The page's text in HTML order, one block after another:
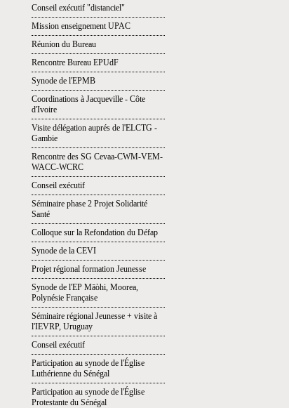
Conseil exécutif "distanciel"
Mission enseignement UPAC
Réunion du Bureau
Rencontre Bureau EPUdF
Synode de l'EPMB
Coordinations à Jacqueville - Côte
d'Ivoire
Visite délégation auprés de l'ELCTG -
Gambie
Rencontre des SG Cevaa-CWM-VEM-
WACC-WCRC
Conseil exécutif
Séminaire phase 2 Projet Solidarité
Santé
Colloque sur la Refondation du Défap
Synode de la CEVI
Projet régional formation Jeunesse
Synode de l'EP Māòhi, Moorea,
Polynésie Française
Séminaire régional Jeunesse + visite à
l'IEVRP, Uruguay
Conseil exécutif
Participation au synode de l'Église
Luthérienne du Sénégal
Participation au synode de l'Église
Protestante du Sénégal